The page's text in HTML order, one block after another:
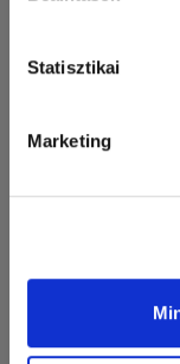
Statisztikai
Marketing